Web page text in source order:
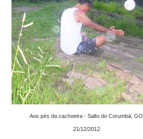
Aos pés da cachoeira - Salto do Corumbá, GO
21/12/2012